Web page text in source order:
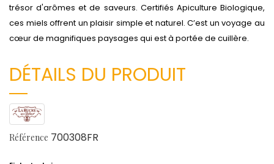
trésor d'arômes et de saveurs. Certifiés Apiculture Biologique,
ces miels offrent un plaisir simple et naturel. C’est un voyage au
cœur de magnifiques paysages qui est à portée de cuillère.
DÉTAILS DU PRODUIT
Référence 700308FR